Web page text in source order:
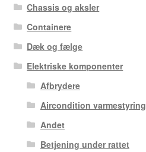
Chassis og aksler
Containere
Dæk og fælge
Elektriske komponenter
Afbrydere
Aircondition varmestyring
Andet
Betjening under rattet